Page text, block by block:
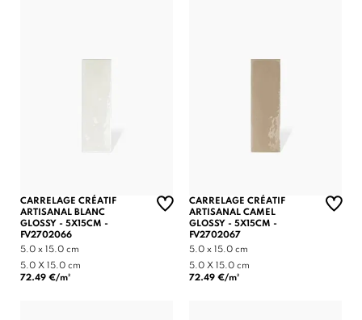
CARRELAGE CRÉATIF
ARTISANAL BLANC
GLOSSY - 5X15CM -
FV2702066
5.0 x 15.0 cm
5.0 X 15.0 cm
72.49 €/m²
CARRELAGE CRÉATIF
ARTISANAL CAMEL
GLOSSY - 5X15CM -
FV2702067
5.0 x 15.0 cm
5.0 X 15.0 cm
72.49 €/m²